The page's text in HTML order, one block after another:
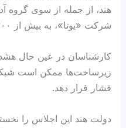
هند، از جمله از سوی گروه
شرکت «یوتا»، به بیش از ۲۰۰ میلیارد دلار رسیده است.
کارشناسان در عین حال
زیرساخت‌ها ممکن است
فشار قرار دهد.
دولت هند این اجلاس را